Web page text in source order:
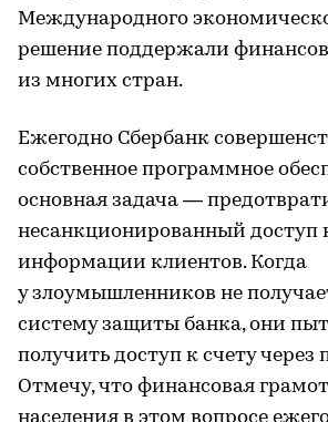
Международного
решение поддержали
из многих стран.
Ежегодно Сбербанк
собственное программное
основная задача —
несанкционированный доступ
информации клиентов. Когда
у злоумышленников не
систему защиты банка, они
получить доступ к счету через
Отмечу, что финансовая